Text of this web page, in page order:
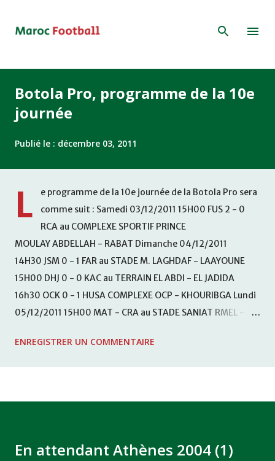
Botola Pro, programme de la 10e
journée
Publié le : décembre 03, 2011
L
e programme de la 10e journée de la Botola Pro sera
comme suit : Samedi 03/12/2011 15H00 FUS 2 - 0
RCA au COMPLEXE SPORTIF PRINCE
MOULAY ABDELLAH - RABAT Dimanche 04/12/2011
14H30 JSM 0 - 1 FAR au STADE M. LAGHDAF - LAAYOUNE
15H00 DHJ 0 - 0 KAC au TERRAIN EL ABDI - EL JADIDA
16h30 OCK 0 - 1 HUSA COMPLEXE OCP - KHOURIBGA Lundi
05/12/2011 15H00 MAT - CRA au STADE SANIAT RMEL -
KHEMISET Mardi 06/12/2011 15H00 WAF - OCS au
ENREGISTRER UN COMMENTAIRE
En attendant Athènes 2004 (1)